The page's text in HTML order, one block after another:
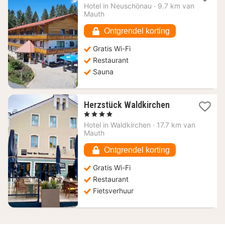
nacht
€
Hotel in Neuschönau · 9.7 km van
Mauth
Ontgrendel korting
Gratis Wi-Fi
Restaurant
Sauna
Herzstück Waldkirchen1
vanaf
, 4 Sterren
Hotel in Waldkirchen · 17.7 km van
Mauth
Ontgrendel korting
Gratis Wi-Fi
Restaurant
Fietsverhuur